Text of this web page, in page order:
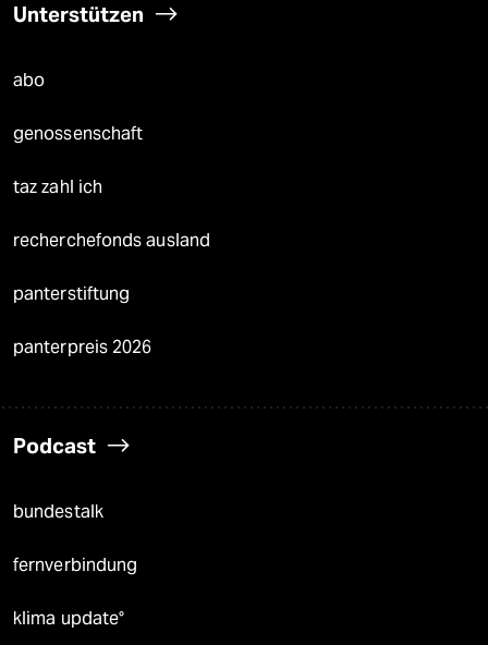
Unterstützen
abo
genossenschaft
taz zahl ich
recherchefonds ausland
panterstiftung
panterpreis 2026
Podcast
bundestalk
fernverbindung
klima update°